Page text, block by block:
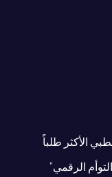
الأكثر طلباً
الرقمي”